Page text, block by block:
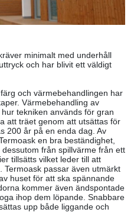
minimalt med underhåll
och har blivit ett väldigt
och värmebehandlingen har
Värmebehandling av
tekniken används för gran
att träet genom att utsättas för
200 år på en enda dag. Av
en bra beständighet,
från spillvärme från ett
tillsätts vilket leder till att
Termoask passar även utmärkt
huset för att ska spännande
kommer även ändspontade
ihop dem löpande. Snabbare
upp både liggande och